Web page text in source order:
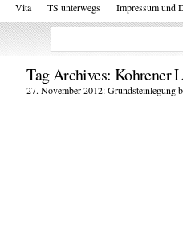
Vita TS unterwegs Impressum und
Tag Archives: Kohrener
27. November 2012: Grundsteinlegung